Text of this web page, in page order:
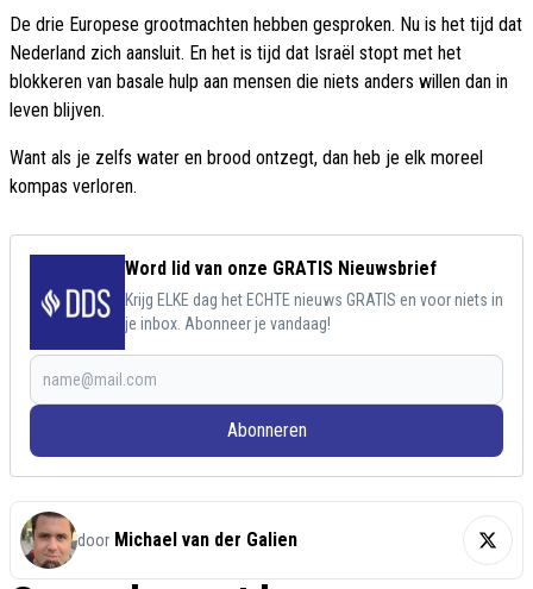
De drie Europese grootmachten hebben gesproken. Nu is het tijd dat
Nederland zich aansluit. En het is tijd dat Israël stopt met het
blokkeren van basale hulp aan mensen die niets anders willen dan in
leven blijven.
Want als je zelfs water en brood ontzegt, dan heb je elk moreel
kompas verloren.
Word lid van onze GRATIS Nieuwsbrief
Krijg ELKE dag het ECHTE nieuws GRATIS en voor niets in
je inbox. Abonneer je vandaag!
Abonneren
door Michael van der Galien